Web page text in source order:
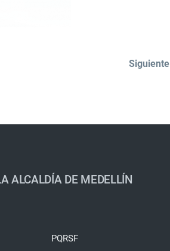
Siguiente
ALCALDÍA DE MEDELLÍN
PQRSF